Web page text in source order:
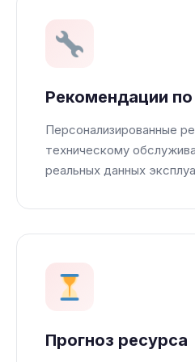
Рекомендации
Персонализированные
техническому
реальных данных
Прогноз ресурса